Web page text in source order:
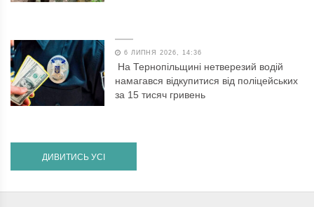
6 ЛИПНЯ 2026, 14:36
На Тернопільщині нетверезий водій
намагався відкупитися від поліцейських
за 15 тисяч гривень
ДИВИТИСЬ УСІ